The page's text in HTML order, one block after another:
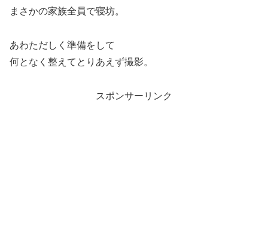
まさかの家族全員で寝坊。
あわただしく準備をして
何となく整えてとりあえず撮影。
スポンサーリンク